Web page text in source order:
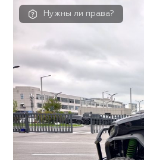
Нужны ли права?